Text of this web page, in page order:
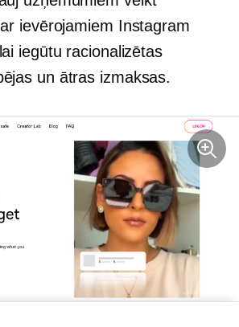
ievērojamiem Instagram
iegūtu racionalizētas
un ātras izmaksas.